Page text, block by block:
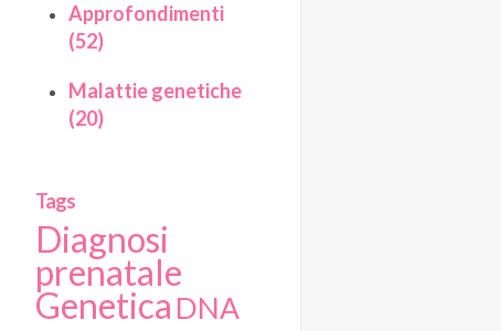
Approfondimenti
(52)
Malattie genetiche
(20)
Tags
Diagnosi
prenatale
Genetica DNA